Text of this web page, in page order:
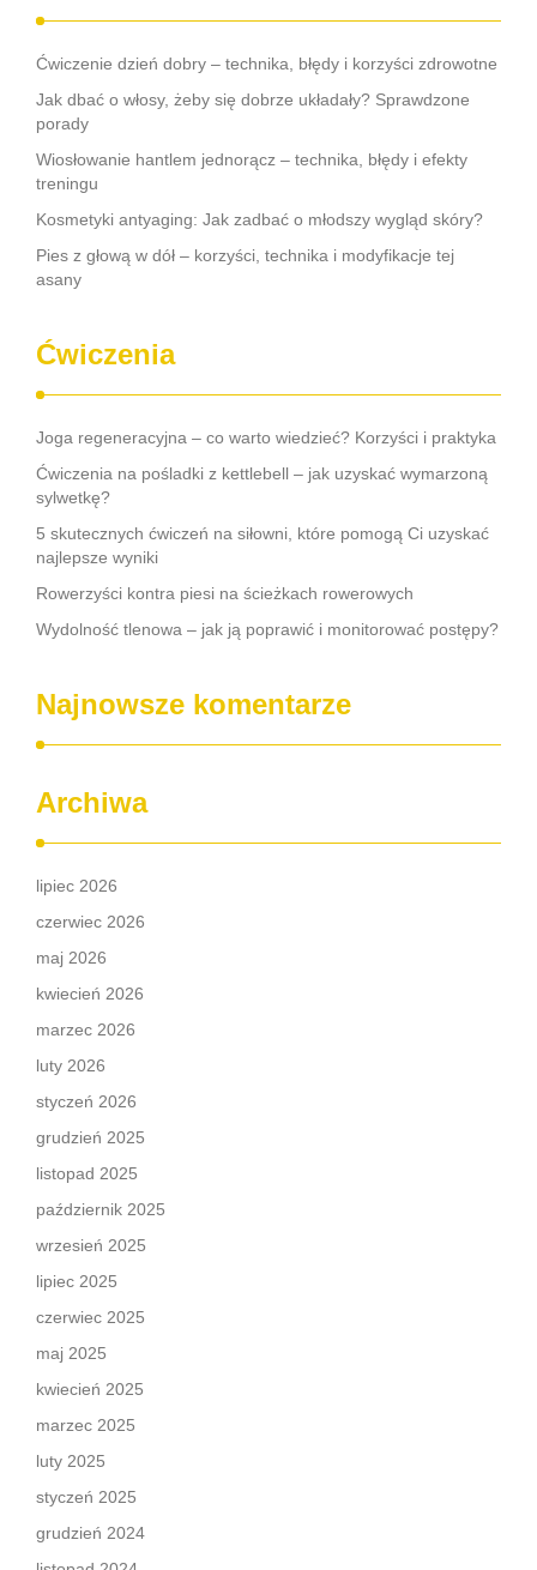
Ćwiczenie dzień dobry – technika, błędy i korzyści zdrowotne
Jak dbać o włosy, żeby się dobrze układały? Sprawdzone
porady
Wiosłowanie hantlem jednorącz – technika, błędy i efekty
treningu
Kosmetyki antyaging: Jak zadbać o młodszy wygląd skóry?
Pies z głową w dół – korzyści, technika i modyfikacje tej
asany
Ćwiczenia
Joga regeneracyjna – co warto wiedzieć? Korzyści i praktyka
Ćwiczenia na pośladki z kettlebell – jak uzyskać wymarzoną
sylwetkę?
5 skutecznych ćwiczeń na siłowni, które pomogą Ci uzyskać
najlepsze wyniki
Rowerzyści kontra piesi na ścieżkach rowerowych
Wydolność tlenowa – jak ją poprawić i monitorować postępy?
Najnowsze komentarze
Archiwa
lipiec 2026
czerwiec 2026
maj 2026
kwiecień 2026
marzec 2026
luty 2026
styczeń 2026
grudzień 2025
listopad 2025
październik 2025
wrzesień 2025
lipiec 2025
czerwiec 2025
maj 2025
kwiecień 2025
marzec 2025
luty 2025
styczeń 2025
grudzień 2024